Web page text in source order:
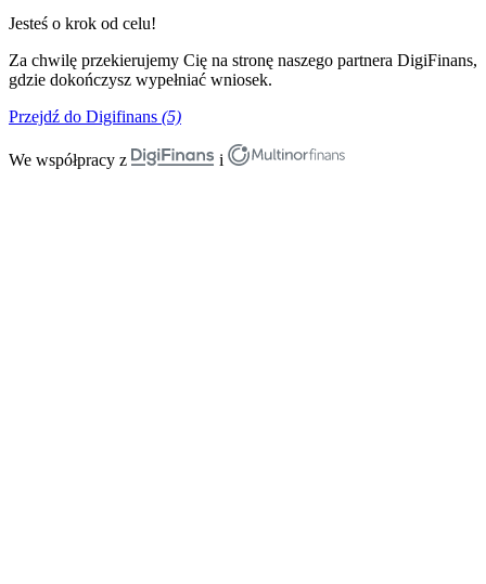
Jesteś o krok od celu!
Za chwilę przekierujemy Cię na stronę naszego partnera DigiFinans,
gdzie dokończysz wypełniać wniosek.
Przejdź do Digifinans (5)
We współpracy z i